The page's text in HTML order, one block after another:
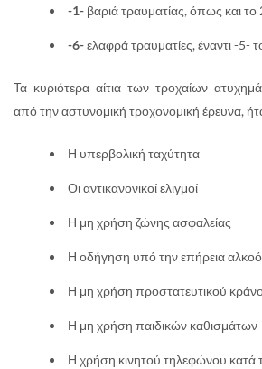
-1- βαριά τραυματίας, όπως και το
-6-ελαφρά τραυματίες, έναντι -5-
Τα κυριότερα αίτια των τροχαίων
από την αστυνομική τροχονομική έρευνα,
Η υπερβολική ταχύτητα
Οι αντικανονικοί ελιγμοί
Η μη χρήση ζώνης ασφαλείας
Η οδήγηση υπό την επήρεια
Η μη χρήση προστατευτικού
Η μη χρήση παιδικών καθισμάτων
Η χρήση κινητού τηλεφώνου κατά